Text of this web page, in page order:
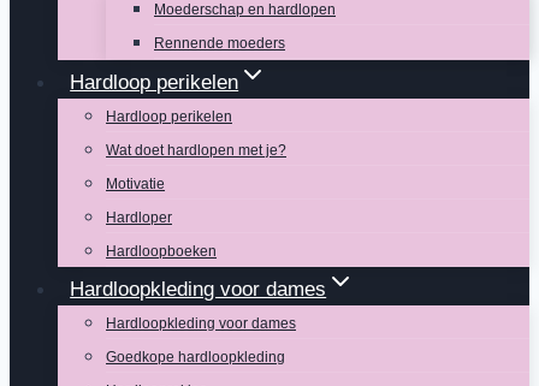
Moederschap en hardlopen
Rennende moeders
Hardloop perikelen
Hardloop perikelen
Wat doet hardlopen met je?
Motivatie
Hardloper
Hardloopboeken
Hardloopkleding voor dames
Hardloopkleding voor dames
Goedkope hardloopkleding